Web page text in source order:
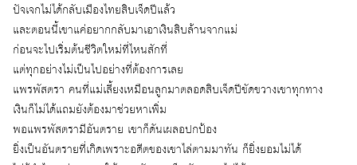
ปัจเจกไม่ได้กลับเมืองไทยสิบเจ็ดปีแล้ว
และตอนนี้เขาแค่อยากกลับมาเอาเงินสิบล้านจากแม่
ก่อนจะไปเริ่มต้นชีวิตใหม่ที่ไหนสักที่
แต่ทุกอย่างไม่เป็นไปอย่างที่ต้องการเลย
แพรพัสตรา คนที่แม่เลี้ยงเหมือนลูกมาตลอดสิบเจ็ดปีขัดขวางเขาทุกทาง
เงินก็ไม่ได้แถมยังต้องมาช่วยหาเพิ่ม
พอแพรพัสตรามีอันตราย เขาก็ดันเผลอปกป้อง
ยิ่งเป็นอันตรายที่เกิดเพราะอดีตของเขาไล่ตามมาทัน ก็ยิ่งยอมไม่ได้